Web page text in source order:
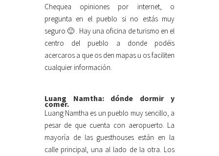
Chequea opiniones por internet, o
pregunta en el pueblo si no estás muy
seguro 🙂 . Hay una oficina de turismo en el
centro del pueblo a donde podéis
acercaros a que os den mapas u os faciliten
cualquier información.
Luang Namtha: dónde dormir y
comer.
Luang Namtha es un pueblo muy sencillo, a
pesar de que cuenta con aeropuerto. La
mayoría de las guesthouses están en la
calle principal, una al lado de la otra. Los